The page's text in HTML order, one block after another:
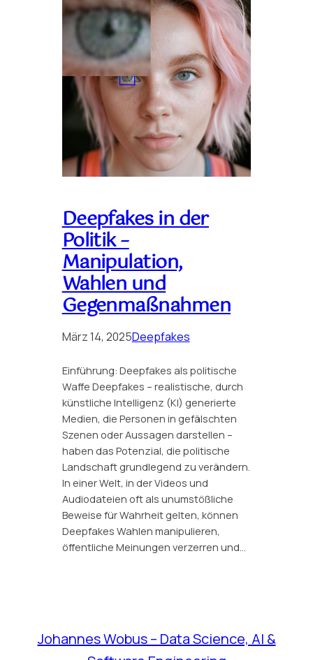
Deepfakes in der
Politik –
Manipulation,
Wahlen und
Gegenmaßnahmen
März 14, 2025Deepfakes
Einführung: Deepfakes als politische
Waffe Deepfakes – realistische, durch
künstliche Intelligenz (KI) generierte
Medien, die Personen in gefälschten
Szenen oder Aussagen darstellen –
haben das Potenzial, die politische
Landschaft grundlegend zu verändern.
In einer Welt, in der Videos und
Audiodateien oft als unumstößliche
Beweise für Wahrheit gelten, können
Deepfakes Wahlen manipulieren,
öffentliche Meinungen verzerren und…
Johannes Wobus – Data Science, AI &